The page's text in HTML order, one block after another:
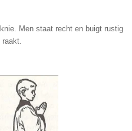
Men staat recht en buigt rustig